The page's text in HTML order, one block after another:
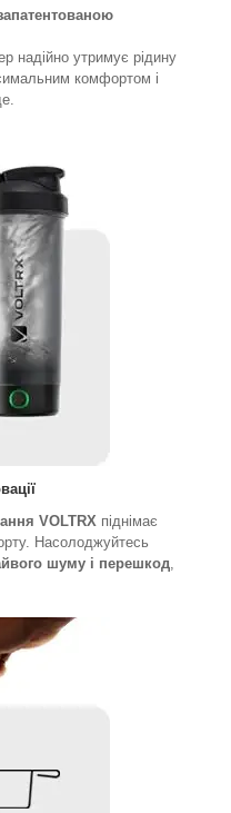
надійно утримує рідину
комфортом і
VOLTRX піднімає
Насолоджуйтесь
шуму і перешкод